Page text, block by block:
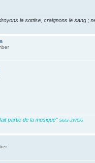
la sottise, craignons le sang ;
partie de la musique" Stefan ZWEIG